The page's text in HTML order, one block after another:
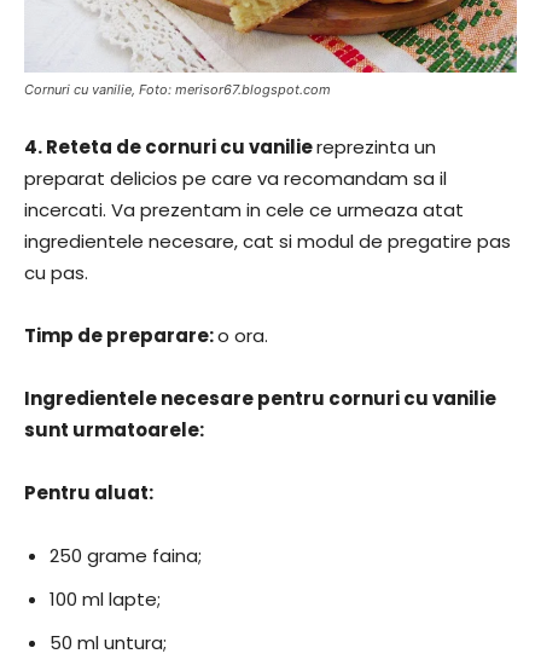
Cornuri cu vanilie, Foto: merisor67.blogspot.com
4.Reteta de cornuri cu vaniliereprezinta un
preparat delicios pe care va recomandam sa il
incercati. Va prezentam in cele ce urmeaza atat
ingredientele necesare, cat si modul de pregatire pas
cu pas.
​Timp de preparare:​o ora.
​Ingredientele necesare pentru ​cornuri cu vanilie
sunt urmatoarele:
​Pentru aluat:
250 grame faina;
100 ml lapte;
50 ml untura;